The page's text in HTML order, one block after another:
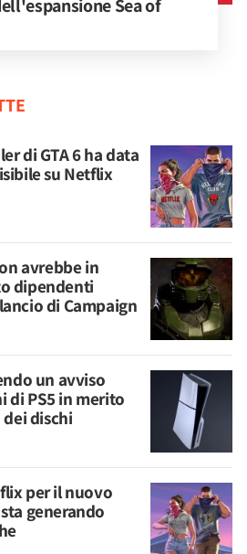
Sea of
di GTA 6 ha data
su Netflix
avrebbe in
dipendenti
di Campaign
un avviso
di PS5 in merito
dischi
per il nuovo
generando